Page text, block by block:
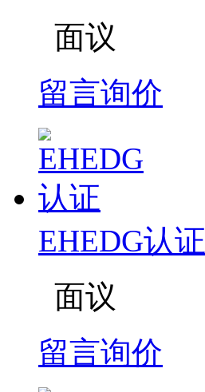
面议
留言询价
EHEDG认证
面议
留言询价